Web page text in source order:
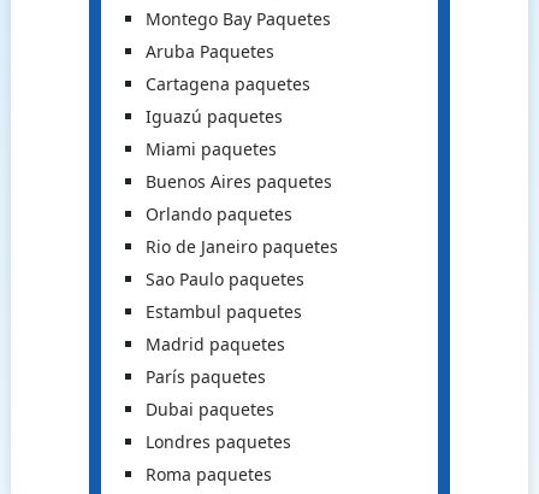
Montego Bay Paquetes
Aruba Paquetes
Cartagena paquetes
Iguazú paquetes
Miami paquetes
Buenos Aires paquetes
Orlando paquetes
Rio de Janeiro paquetes
Sao Paulo paquetes
Estambul paquetes
Madrid paquetes
París paquetes
Dubai paquetes
Londres paquetes
Roma paquetes